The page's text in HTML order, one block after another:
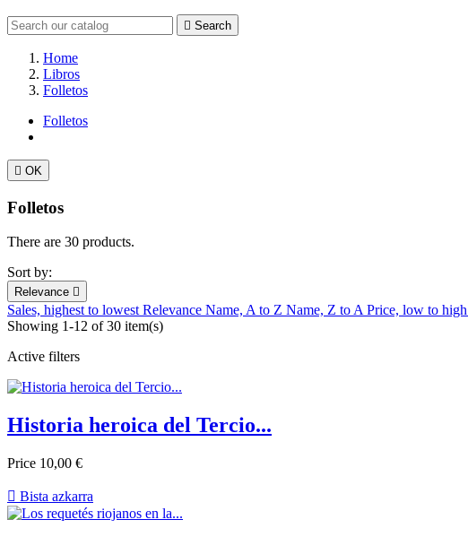
 Search
Home
Libros
Folletos
Folletos
 OK
Folletos
There are 30 products.
Sort by:
Relevance 
Sales, highest to lowestRelevance Name, A to Z Name, Z to APrice, low to high
Showing 1-12 of 30 item(s)
Active filters
Historia heroica del Tercio...
Price 10,00 €
 Bista azkarra